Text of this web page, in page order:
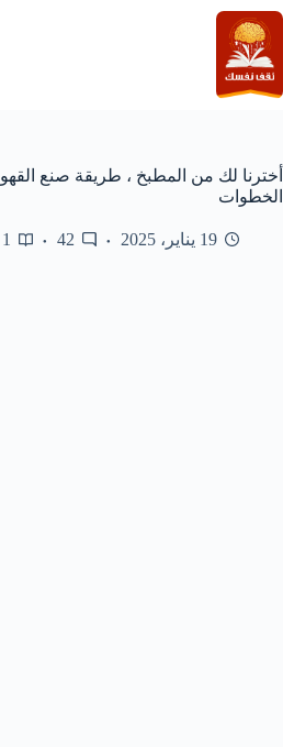
التجاوز
إلى
المحتوى
أخترنا لك من المطبخ ، طريقة صنع
الخطوات
19 يناير، 2025 42
1 min